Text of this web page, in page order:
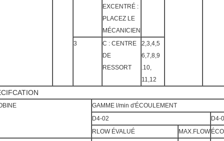
EXCENTRÉ :
PLACEZ LE
MÉCANICIEN
3
C : CENTRE
DE
RESSORT
2,3,4,5
6,7,8,9
.10,
11,12
GAMME l/min d'ÉCOULEMENT
D4-02
D4-
RLOW ÉVALUÉ
MAX.FLOW